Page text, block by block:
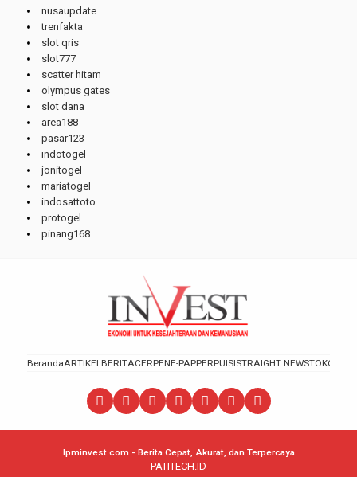
nusaupdate
trenfakta
slot qris
slot777
scatter hitam
olympus gates
slot dana
area188
pasar123
indotogel
jonitogel
mariatogel
indosattoto
protogel
pinang168
BerandaARTIKELBERITACERPENE-PAPPERPUISISTRAIGHT NEWSTOKOH
lpminvest.com - Berita Cepat, Akurat, dan Terpercaya
PATITECH.ID